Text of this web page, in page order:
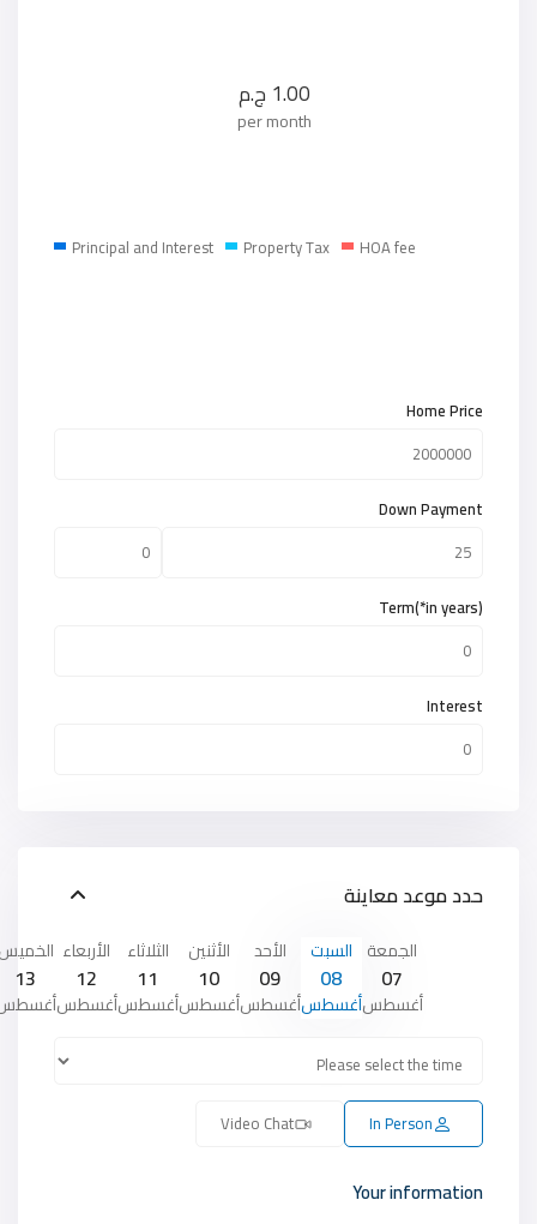
1.00 ج.م
per month
Principal and Interest Property Tax HOA fee
Home Price
Down Payment
Term(*in years)
Interest
حدد موعد معاينة
الجمعة
07
أغسطس
السبت
08
أغسطس
الأحد
09
أغسطس
الأثنين
10
أغسطس
الثلاثاء
11
أغسطس
الأربعاء
12
أغسطس
13
In Person
Video Chat
Your information